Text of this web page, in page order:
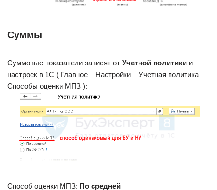
Суммы
Суммовые показатели зависят от Учетной политики и
настроек в 1С ( Главное – Настройки – Учетная политика –
Способы оценки МПЗ ):
Способ оценки МПЗ: По средней